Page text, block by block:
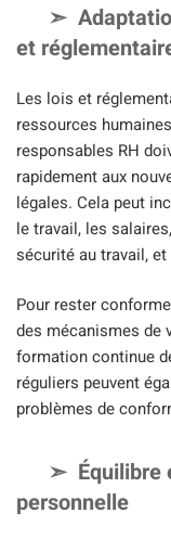
et
Les lois et
ressources
responsables RH
rapidement aux
légales. Cela peut
le travail, les
sécurité au travail,
Pour rester
des mécanismes de
formation continue
réguliers peuvent
problèmes de
Équilibre
personnelle